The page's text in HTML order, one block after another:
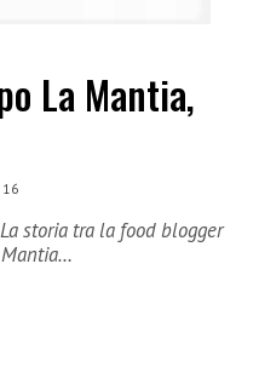
La Mantia,
storia tra la food blogger
Mantia…